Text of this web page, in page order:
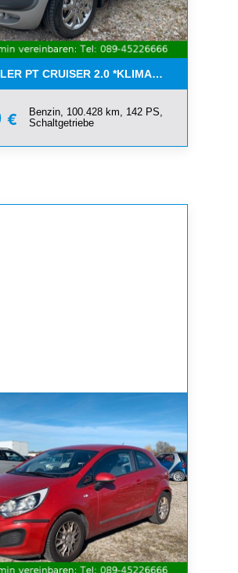
PT CRUISER 2.0
€
Benzin, 100.428 km, 142 PS,
Schaltgetriebe